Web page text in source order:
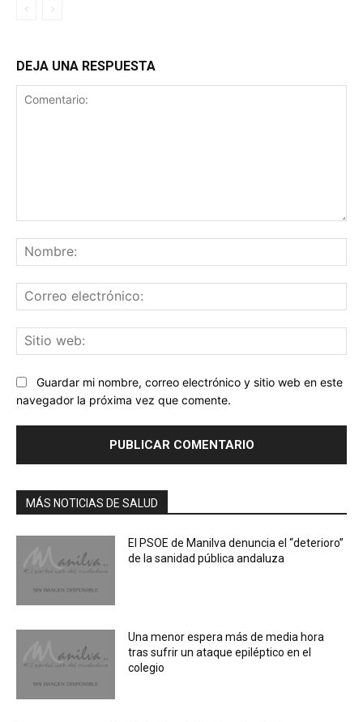
DEJA UNA RESPUESTA
Guardar mi nombre, correo electrónico y sitio web en este
navegador la próxima vez que comente.
MÁS NOTICIAS DE SALUD
El PSOE de Manilva denuncia el “deterioro”
de la sanidad pública andaluza
Una menor espera más de media hora
tras sufrir un ataque epiléptico en el
colegio